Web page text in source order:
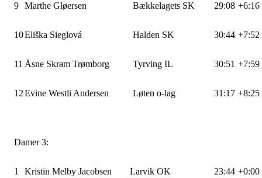
9 Marthe Gløersen Bækkelagets SK 29:08 +6:16
10Eliška Sieglová Halden SK 30:44 +7:52
11 Åsne Skram Trømborg Tyrving IL 30:51 +7:59
12Evine Westli Andersen Løten o-lag 31:17 +8:25
Damer 3:
1 Kristin Melby Jacobsen Larvik OK 23:44 +0:00